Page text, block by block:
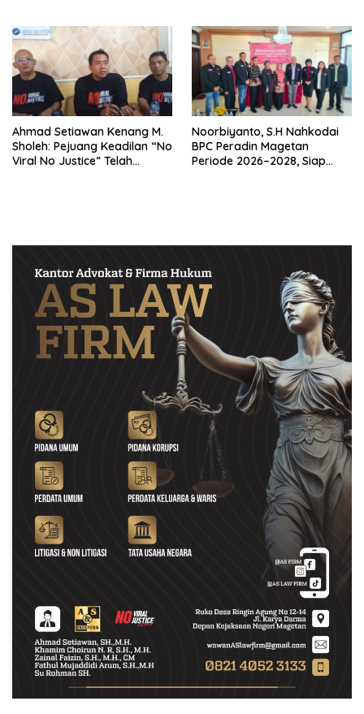
Ahmad Setiawan Kenang M.
Sholeh: Pejuang Keadilan “No
Viral No Justice” Telah
Noorbiyanto, S.H Nahkodai
BPC Peradin Magetan
Periode 2026–2028, Siap